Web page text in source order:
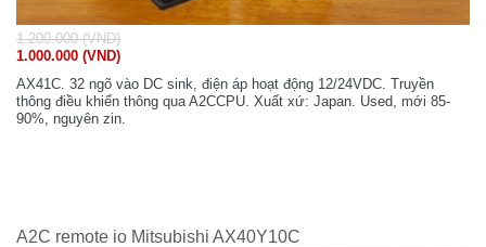
1.200.000 (VND)
1.000.000 (VND)
AX41C. 32 ngõ vào DC sink, điện áp hoạt động 12/24VDC. Truyền
thông điều khiển thông qua A2CCPU. Xuất xứ: Japan. Used, mới 85-
90%, nguyên zin.
A2C remote io Mitsubishi AX40Y10C